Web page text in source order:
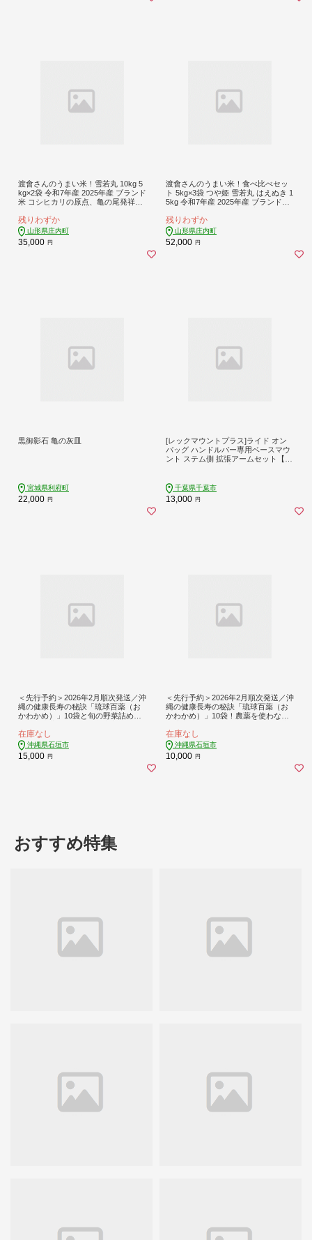
渡會さんのうまい米！雪若丸 10kg 5
kg×2袋 令和7年産 2025年産 ブランド
米 コシヒカリの原点、亀の尾発祥の
残りわずか
山形県庄内町
35,000 円
渡會さんのうまい米！食べ比べセッ
ト 5kg×3袋 つや姫 雪若丸 はえぬき 1
5kg 令和7年産 2025年産 ブランド米
シヒカリの原点、亀の尾発祥の地 庄
内
残りわずか
山形県庄内町
52,000 円
黒御影石 亀の灰皿
宮城県利府町
22,000 円
[レックマウントプラス]ライド オン
バッグ ハンドルバー専用ベースマウ
ント ステム側 拡張アームセット【R
必要。1枚目画像が販売商品」
千葉県千葉市
13,000 円
＜先行予約＞2026年2月順次発送／沖
縄の健康長寿の秘訣「琉球百薬（お
かわかめ）」10袋と旬の野菜詰め合
けるミネイさんの野菜【 沖縄 石垣島
石垣島産 野菜 セット 詰合せ 農薬不
使用 離島のいいもの 沖縄いいもの石
垣島 】OI-24
在庫なし
沖縄県石垣市
15,000 円
＜先行予約＞2026年2月順次発送／沖
縄の健康長寿の秘訣「琉球百薬（お
かわかめ）」10袋！農薬を使わない
【 沖縄 石垣島 石垣島産 野菜 農薬不
使用 離島のいいもの 沖縄いいもの石
垣島 】OI-25
在庫なし
沖縄県石垣市
10,000 円
おすすめ特集